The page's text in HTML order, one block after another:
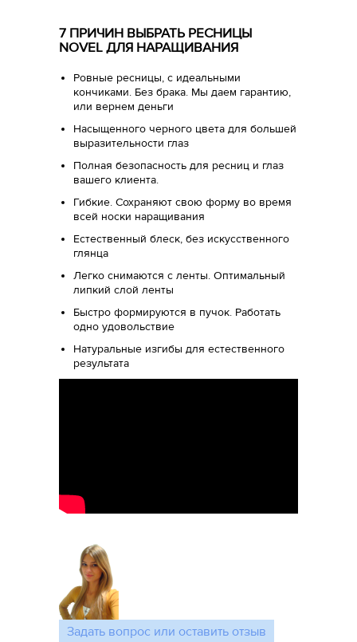
7 ПРИЧИН ВЫБРАТЬ РЕСНИЦЫ
NOVEL ДЛЯ НАРАЩИВАНИЯ
Ровные ресницы, с идеальными
кончиками. Без брака. Мы даем гарантию,
или вернем деньги
Насыщенного черного цвета для большей
выразительности глаз
Полная безопасность для ресниц и глаз
вашего клиента.
Гибкие. Сохраняют свою форму во время
всей носки наращивания
Естественный блеск, без искусственного
глянца
Легко снимаются с ленты. Оптимальный
липкий слой ленты
Быстро формируются в пучок. Работать
одно удовольствие
Натуральные изгибы для естественного
результата
Задать вопрос или оставить отзыв